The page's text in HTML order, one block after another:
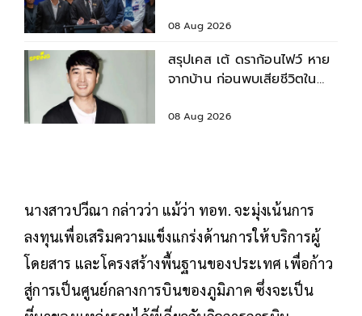
ศึกษา
08 Aug 2026
สรุปเคส เต้ ดราก้อนไฟว์ หาย
จากบ้าน ก่อนพบเสียชีวิตใน
08 Aug 2026
นางสาวปวีณา กล่าวว่า แม้ว่า ทอท. จะมุ่งเน้นการ
ลงทุนเพื่อเสริมความแข็งแกร่งด้านการให้บริการผู้
โดยสาร และโครงสร้างพื้นฐานของประเทศ เพื่อก้าว
สู่การเป็นศูนย์กลางการบินของภูมิภาค ซึ่งจะเป็น